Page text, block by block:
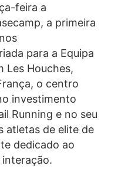
feira a
a primeira
para a Equipa
Les Houches,
o centro
investimento
Running e no seu
atletas de elite de
dedicado ao